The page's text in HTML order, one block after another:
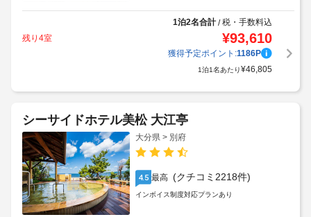
1泊2名合計/税・手数料込
残り4室
¥93,610
獲得予定ポイント:1186P
1泊1名あたり¥46,805
シーサイドホテル美松 大江亭
大分県 > 別府
4.5 最高 (クチコミ2218件)
インボイス制度対応プランあり